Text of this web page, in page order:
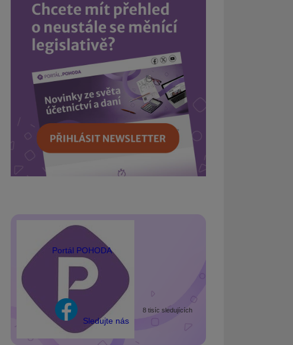
Portál POHODA
Sledujte nás
8 tisíc sledujících